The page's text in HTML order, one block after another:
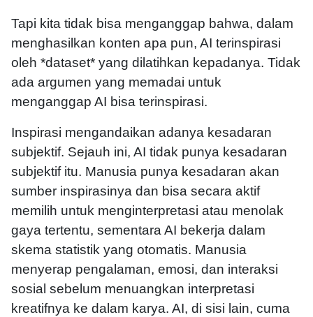
Tapi kita tidak bisa menganggap bahwa, dalam
menghasilkan konten apa pun, AI terinspirasi
oleh *dataset* yang dilatihkan kepadanya. Tidak
ada argumen yang memadai untuk
menganggap AI bisa terinspirasi.
Inspirasi mengandaikan adanya kesadaran
subjektif. Sejauh ini, AI tidak punya kesadaran
subjektif itu. Manusia punya kesadaran akan
sumber inspirasinya dan bisa secara aktif
memilih untuk menginterpretasi atau menolak
gaya tertentu, sementara AI bekerja dalam
skema statistik yang otomatis. Manusia
menyerap pengalaman, emosi, dan interaksi
sosial sebelum menuangkan interpretasi
kreatifnya ke dalam karya. AI, di sisi lain, cuma